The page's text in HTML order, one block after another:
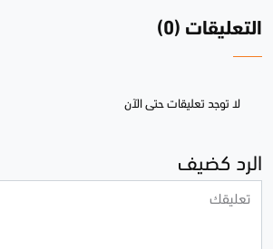
التعليقات (0)
لا توجد تعليقات حتى الآن
الرد كضيف